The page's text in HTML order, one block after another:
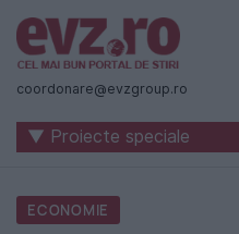
Știri
naționale
internaționale
România
coordonare@evzgroup.ro
▼ Proiecte speciale
ECONOMIE